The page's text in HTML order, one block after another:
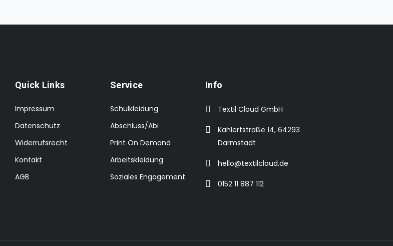
Quick Links
Impressum
Datenschutz
Widerrufsrecht
Kontakt
AGB
Service
Schulkleidung
Abschluss/Abi
Print On Demand
Arbeitskleidung
Soziales Engagement
Info
Textil Cloud GmbH
Kahlertstraße 14, 64293
Darmstadt
hello@textilcloud.de
0152 11 887 112